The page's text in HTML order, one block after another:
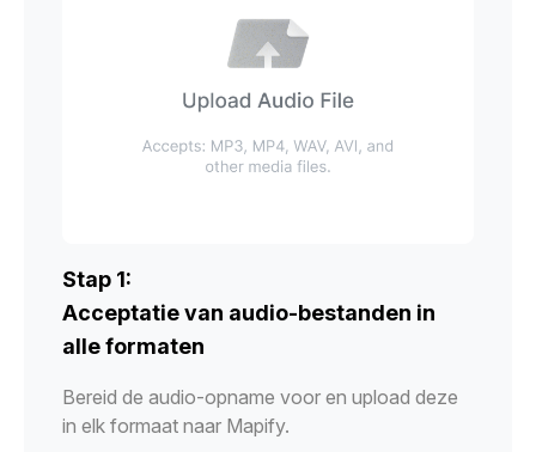
Stap 1:
Acceptatie van audio-bestanden in
alle formaten
Bereid de audio-opname voor en upload deze
in elk formaat naar Mapify.